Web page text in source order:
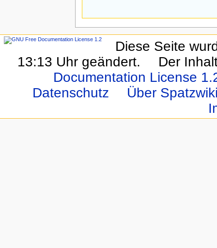
Diese Seite
13:13 Uhr geändert.
Der
Documentation License
Datenschutz
Über